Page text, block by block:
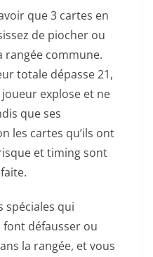
que 3 cartes en
de piocher ou
rangée commune.
totale dépasse 21,
joueur explose et ne
que ses
les cartes qu’ils ont
et timing sont
spéciales qui
font défausser ou
la rangée, et vous